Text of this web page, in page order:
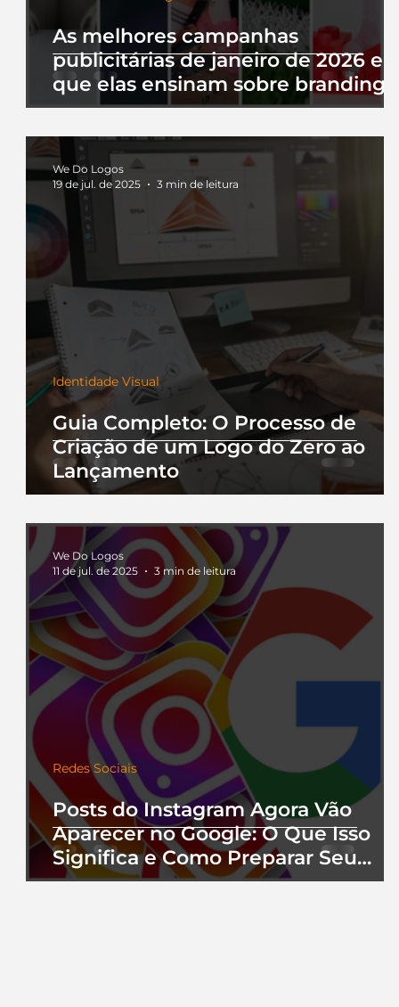
As melhores campanhas
publicitárias de janeiro de 2026 e
que elas ensinam sobre branding
Guia Completo: O Processo de
Criação de um Logo do Zero ao
Lançamento
Identidade Visual
We Do Logos
19 de jul. de 2025
3 min de leitura
Posts do Instagram Agora Vão
Aparecer no Google: O Que Isso
Significa e Como Preparar Seu
Perfil
Redes Sociais
We Do Logos
11 de jul. de 2025
3 min de leitura